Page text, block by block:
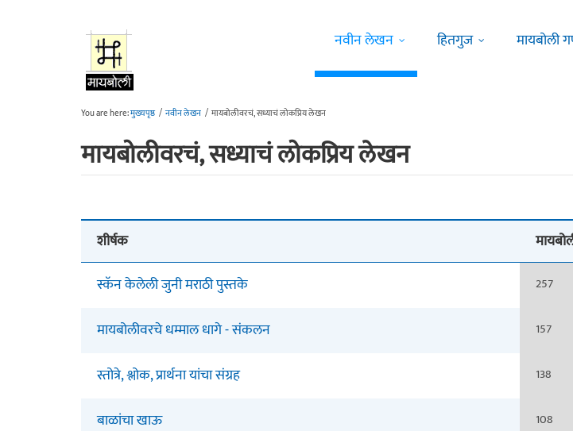
नवीन लेखन
हितगुज मायबोली
You are here:मुख्यपृष्ठ / नवीन लेखन / मायबोलीवरचं, सध्याचं लोकप्रिय लेखन
मायबोलीवरचं, सध्याचं लोकप्रिय लेखन
शीर्षक
स्कॅन केलेली जुनी मराठी पुस्तके
257
मायबोलीवरचे धम्माल धागे - संकलन 157
स्तोत्रे, श्लोक, प्रार्थना यांचा संग्रह 138
बाळांचा खाऊ 108